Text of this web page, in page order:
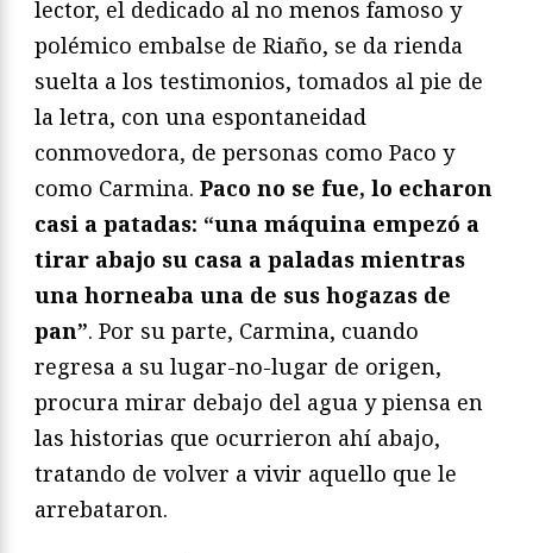
lector, el dedicado al no menos famoso y
polémico embalse de Riaño, se da rienda
suelta a los testimonios, tomados al pie de
la letra, con una espontaneidad
conmovedora, de personas como Paco y
como Carmina. Paco no se fue, lo echaron
casi a patadas: “una máquina empezó a
tirar abajo su casa a paladas mientras
una horneaba una de sus hogazas de
pan”. Por su parte, Carmina, cuando
regresa a su lugar-no-lugar de origen,
procura mirar debajo del agua y piensa en
las historias que ocurrieron ahí abajo,
tratando de volver a vivir aquello que le
arrebataron.